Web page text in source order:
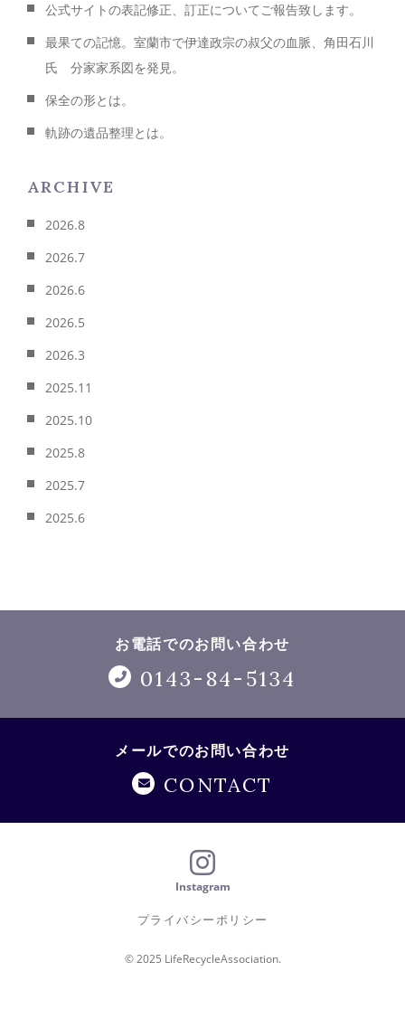
公式サイトの表記修正、訂正についてご報告致します。
最果ての記憶。室蘭市で伊達政宗の叔父の血脈、角田石川
氏 分家家系図を発見。
保全の形とは。
軌跡の遺品整理とは。
ARCHIVE
2026.8
2026.7
2026.6
2026.5
2026.3
2025.11
2025.10
2025.8
2025.7
2025.6
お電話でのお問い合わせ
0143-84-5134
メールでのお問い合わせ
CONTACT
Instagram
プライバシーポリシー
© 2025 LifeRecycleAssociation.